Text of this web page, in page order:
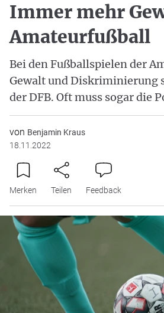
Immer mehr
Amateurfußball
Bei den Fußballspielen der
Gewalt und Diskriminierung
der DFB. Oft muss sogar die
von Benjamin Kraus
18.11.2022
Merken Teilen Feedback